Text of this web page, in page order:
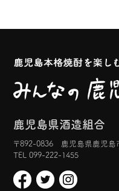
鹿児島県酒造組合
〒892-0836 鹿児島県鹿児島
TEL 099-222-1455